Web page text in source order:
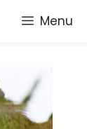
Menu